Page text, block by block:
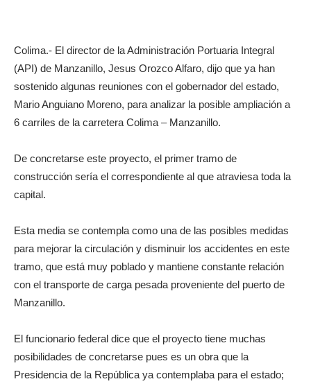
Colima.- El director de la Administración Portuaria Integral
(API) de Manzanillo, Jesus Orozco Alfaro, dijo que ya han
sostenido algunas reuniones con el gobernador del estado,
Mario Anguiano Moreno, para analizar la posible ampliación a
6 carriles de la carretera Colima – Manzanillo.
De concretarse este proyecto, el primer tramo de
construcción sería el correspondiente al que atraviesa toda la
capital.
Esta media se contempla como una de las posibles medidas
para mejorar la circulación y disminuir los accidentes en este
tramo, que está muy poblado y mantiene constante relación
con el transporte de carga pesada proveniente del puerto de
Manzanillo.
El funcionario federal dice que el proyecto tiene muchas
posibilidades de concretarse pues es un obra que la
Presidencia de la República ya contemplaba para el estado;